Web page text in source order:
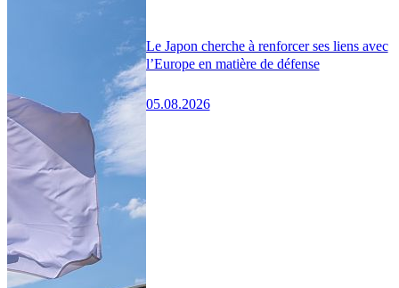
Le Japon cherche à renforcer ses liens avec
l’Europe en matière de défense
05.08.2026